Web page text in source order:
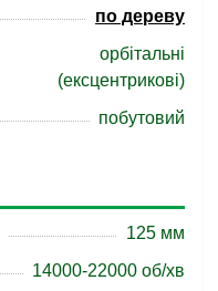
по дереву
орбітальні
(ексцентрикові)
побутовий
125 мм
14000-22000 об/хв